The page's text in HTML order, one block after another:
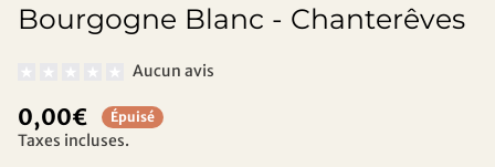
Bourgogne Blanc - Chanterêves
Aucun avis
0,00€ Épuisé
Taxes incluses.